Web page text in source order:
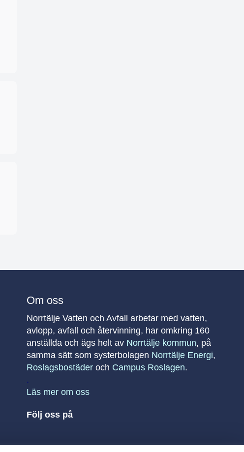
Om oss
Norrtälje Vatten och Avfall arbetar med vatten,
avlopp, avfall och återvinning, har omkring 160
anställda och ägs helt av Norrtälje kommun, på
samma sätt som systerbolagen Norrtälje Energi,
Roslagsbostäderoch Campus Roslagen.
.
Läs mer om oss
Följ oss på